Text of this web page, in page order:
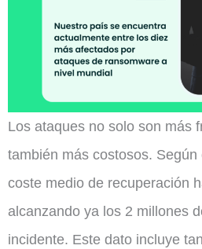
Los ataques no solo son más
también más costosos.
coste medio de recuperación
alcanzando ya los 2 millones
incidente. Este dato incluye